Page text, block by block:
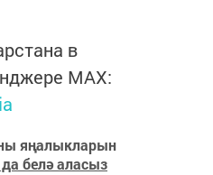
в
MАХ:
яңалыкларын
да белә аласыз